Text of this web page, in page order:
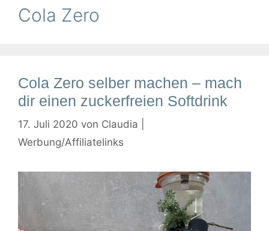
Cola Zero
Cola Zero selber machen – mach
dir einen zuckerfreien Softdrink
17. Juli 2020 von Claudia |
Werbung/Affiliatelinks